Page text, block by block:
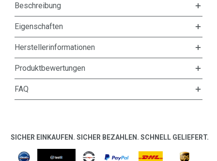
Beschreibung
Eigenschaften
Herstellerinformationen
Produktbewertungen
FAQ
SICHER EINKAUFEN. SICHER BEZAHLEN. SCHNELL GELIEFERT.